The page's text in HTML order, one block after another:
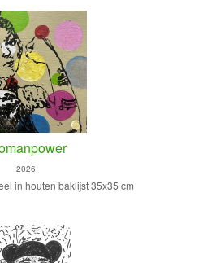
2026
in houten baklijst 35x35 cm